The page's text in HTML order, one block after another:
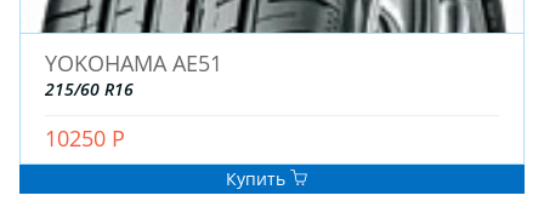
ШИНЫ
YOKOHAMA AE51
215/60 R16
10250 Р
Купить